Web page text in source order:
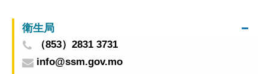
衛生局
（853）2831 3731
info@ssm.gov.mo